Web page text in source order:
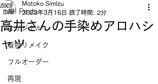
All Posts
オリジナル
着物リメイク
フルオーダー
再現
高井さんの手染めアロハシ
ャツ
Motoko Simizu
2023年3月16日 読了時間: 2分